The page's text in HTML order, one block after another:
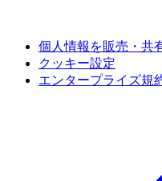
個人情報を販売・共
クッキー設定
エンタープライズ規